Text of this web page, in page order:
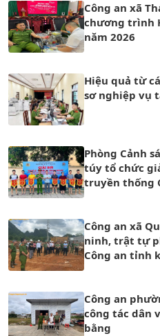
Công an xã
chương trình
năm 2026
Hiệu quả từ
sơ nghiệp vụ
Phòng Cảnh
túy tổ chức
truyền thống
Công an xã
ninh, trật tự
Công an tỉnh
Công an
công tác dân
bằng